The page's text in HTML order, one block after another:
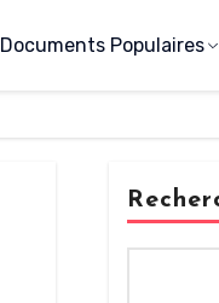
Documents Populaires